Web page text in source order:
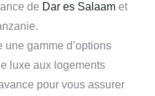
de Dar es Salaam et
une gamme d’options
luxe aux logements
pour vous assurer